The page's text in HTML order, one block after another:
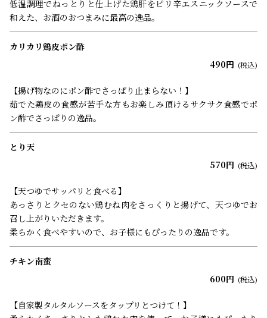
低温調理でねっとりと仕上げた鶏肝をピリ辛エスニックソースで
和えた、お酒のおつまみに最高の逸品。
カリカリ鶏皮ポン酢
490円 (税込)
【揚げ物なのにポン酢でさっぱり止まらない！】
茹でた鶏皮の食感が苦手な方もお楽しみ頂けるサクサク食感でポ
ン酢でさっぱりの逸品。
とり天
570円 (税込)
【天つゆでサッパリと食べる】
あっさりとクセのない鶏むね肉をさっくりと揚げて、天つゆでお
召し上がりいただきます。
柔らかく食べやすいので、お子様にもぴったりの逸品です。
チキン南蛮
600円 (税込)
【自家製タルタルソースをタップリとつけて！】